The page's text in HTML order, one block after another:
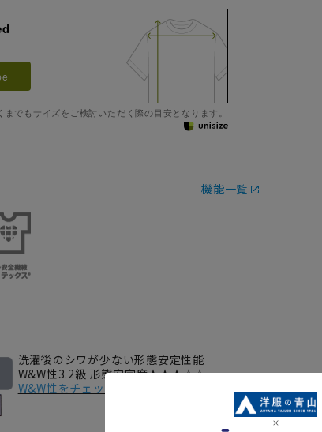
までもサイズをご検討いただく際の目安となります。
機能一覧
洗濯後のシワが少ない形態安定性能
W&W性3.2級 形態安定度★★★☆☆
W&W性をチェック